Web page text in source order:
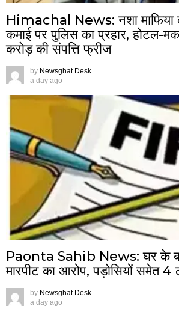
Himachal News: नशा माफिया
कमाई पर पुलिस का प्रहार, होटल-
करोड़ की संपत्ति फ्रीज
by Newsghat Desk
a day ago
Paonta Sahib News: घर के
मारपीट का आरोप, पड़ोसियों समेत 4
by Newsghat Desk
a day ago